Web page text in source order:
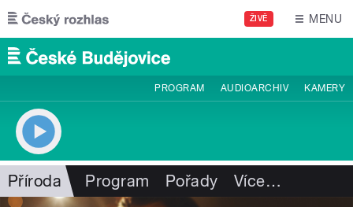
Přejít k hlavnímu obsahu
ŽIVĚ MENU
PROGRAM AUDIOARCHIV KAMERY
Příroda Program Pořady Více…